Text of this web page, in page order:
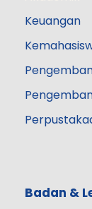
Keuangan
Badan &